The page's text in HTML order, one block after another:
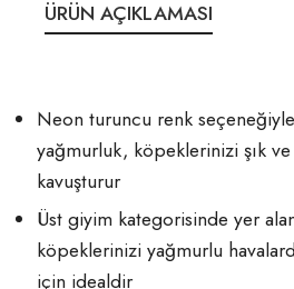
ÜRÜN AÇIKLAMASI
Neon turuncu renk
yağmurluk, köpeklerinizi şık
kavuşturur
Üst giyim kategorisinde yer
köpeklerinizi yağmurlu
için idealdir